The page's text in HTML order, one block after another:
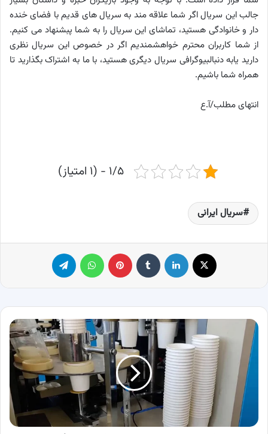
جالب این سریال اگر شما علاقه مند به سریال های قدیم با فضای خنده
دار و خانوادگی هستید، تماشای این سریال را به شما پبشنهاد می کنیم.
از شما کاربران محترم خواهشمندیم اگر در خصوص این سریال نظری
دارید یابه دنبالبیوگرافی سریال دیگری هستید، با ما به اشتراک بگذارید تا
همراه شما باشیم.
انتهای مطلب/آ.ع
۱/۵ - (۱ امتیاز)
سریال ایرانی
لینکدین ‫تامبلر پینترست
تمام
نکات
خصوص
تولید
لیوان
مصرف